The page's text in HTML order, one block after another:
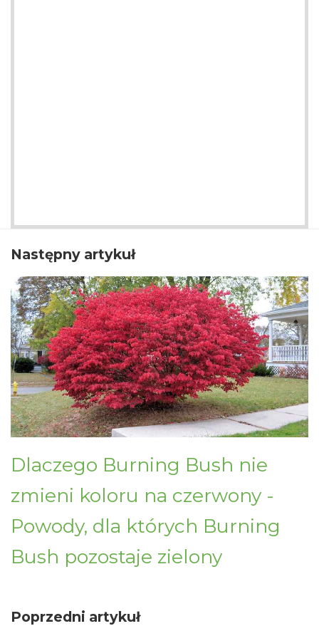
Następny artykuł
Dlaczego Burning Bush nie
zmieni koloru na czerwony -
Powody, dla których Burning
Bush pozostaje zielony
Poprzedni artykuł